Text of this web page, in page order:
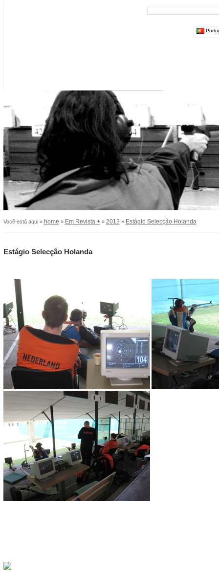
Você está aqui » home » Em Revista +» 2013 » Estágio Selecção Holanda
Estágio Selecção Holanda